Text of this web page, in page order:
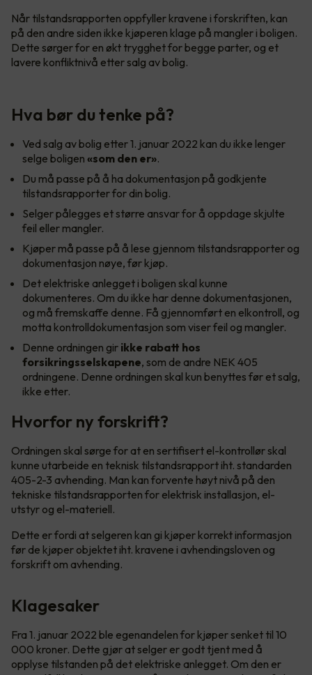
Når tilstandsrapporten oppfyller kravene i forskriften, kan
på den andre siden ikke kjøperen klage på mangler i boligen.
Dette sørger for en økt trygghet for begge parter, og et
lavere konfliktnivå etter salg av bolig.
Hva bør du tenke på?
Ved salg av bolig etter 1. januar 2022 kan du ikke lenger
selge boligen «som den er».
Du må passe på å ha dokumentasjon på godkjente
tilstandsrapporter for din bolig.
Selger pålegges et større ansvar for å oppdage skjulte
feil eller mangler.
Kjøper må passe på å lese gjennom tilstandsrapporter og
dokumentasjon nøye, før kjøp.
Det elektriske anlegget i boligen skal kunne
dokumenteres. Om du ikke har denne dokumentasjonen,
og må fremskaffe denne. Få gjennomført en elkontroll, og
motta kontrolldokumentasjon som viser feil og mangler.
Denne ordningen gir ikke rabatt hos
forsikringsselskapene, som de andre NEK 405
ordningene. Denne ordningen skal kun benyttes før et salg,
ikke etter.
Hvorfor ny forskrift?
Ordningen skal sørge for at en sertifisert el-kontrollør skal
kunne utarbeide en teknisk tilstandsrapport iht. standarden
405-2-3 avhending. Man kan forvente høyt nivå på den
tekniske tilstandsrapporten for elektrisk installasjon, el-
utstyr og el-materiell.
Dette er fordi at selgeren kan gi kjøper korrekt informasjon
før de kjøper objektet iht. kravene i avhendingsloven og
forskrift om avhending.
Klagesaker
Fra 1. januar 2022 ble egenandelen for kjøper senket til 10
000 kroner. Dette gjør at selger er godt tjent med å
opplyse tilstanden på det elektriske anlegget. Om den er